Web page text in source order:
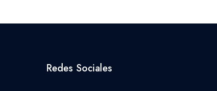
Redes Sociales